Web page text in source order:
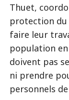
Thuet,
protection du
faire leur
population en
doivent pas
ni prendre
personnels